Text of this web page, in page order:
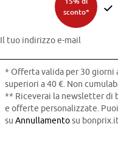
sconto*
Il tuo indirizzo e-mail
* Offerta valida per 30 giorni
superiori a 40 €. Non
** Riceverai la newsletter di
e offerte personalizzate.
su Annullamentosu